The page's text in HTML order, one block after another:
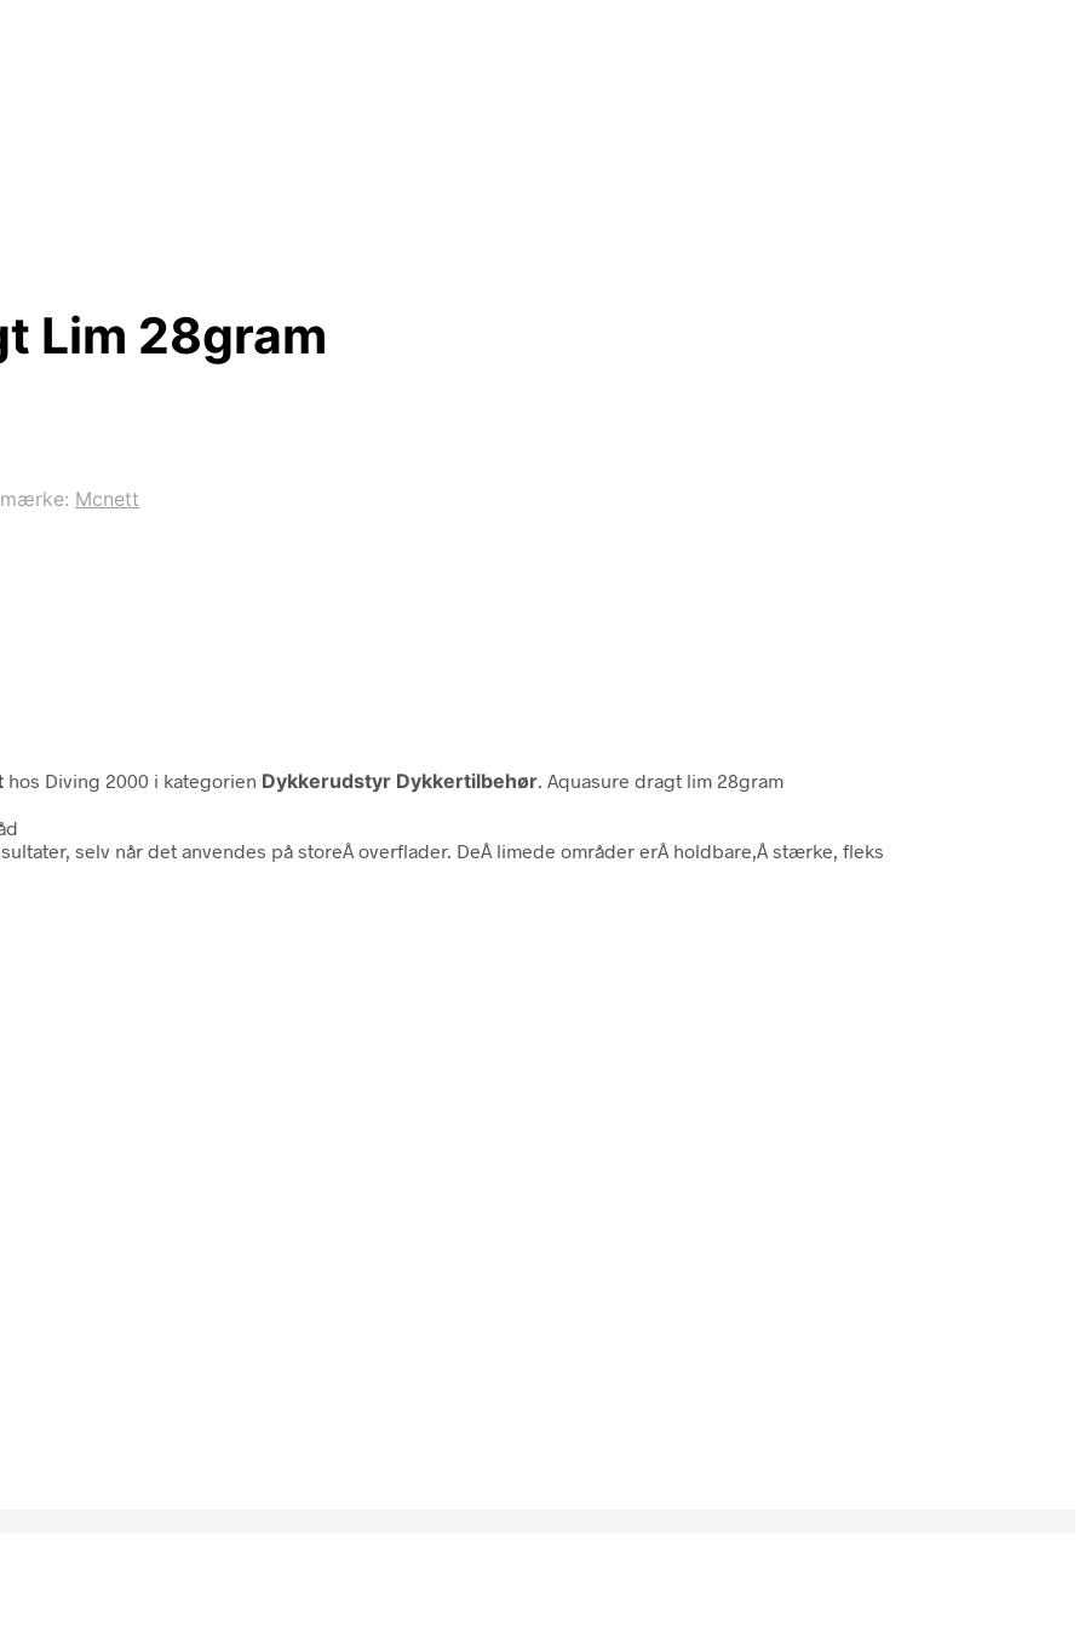
Lim 28gram
Mcnett
hos Diving 2000 i kategorien Dykkerudstyr Dykkertilbehør . Aquasure dragt lim 28gram
selv når det anvendes på storeÂ overflader. DeÂ limede områder erÂ holdbare,Â stærke, fleks